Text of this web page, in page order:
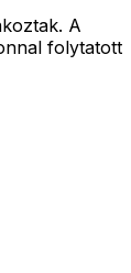
A
folytatott